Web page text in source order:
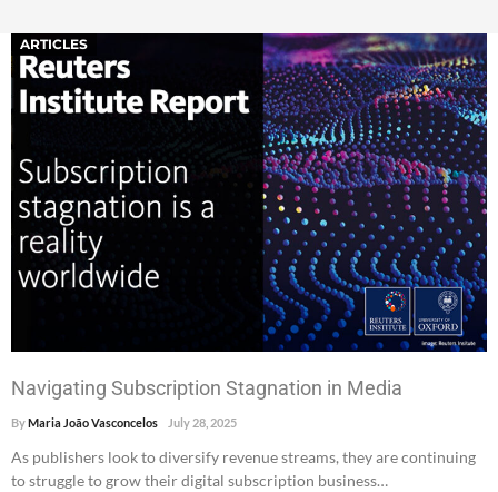
ARTICLES
Navigating Subscription Stagnation in Media
ByMaria João Vasconcelos July 28, 2025
As publishers look to diversify revenue streams, they are continuing
to struggle to grow their digital subscription business…